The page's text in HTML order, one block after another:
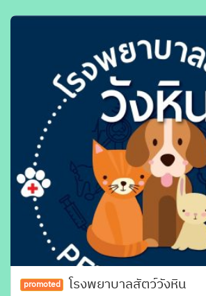
promoted โรงพยาบาลสัตว์วังหิน